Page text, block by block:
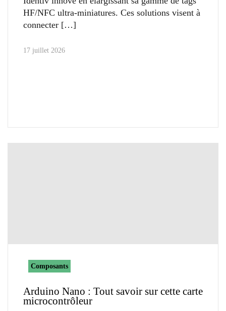
HF/NFC ultra-miniatures. Ces solutions visent à
connecter
17 juillet 2026
Composants
Arduino Nano : Tout savoir sur cette carte
microcontrôleur